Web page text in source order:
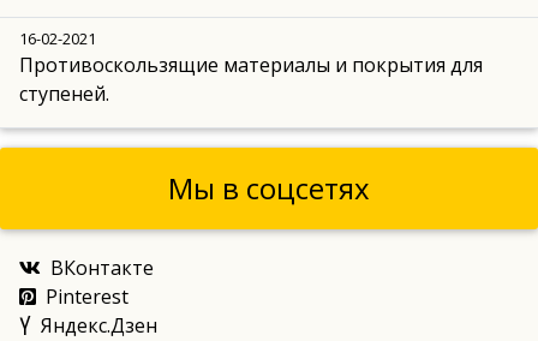
16-02-2021
Противоскользящие материалы и покрытия для
ступеней.
Мы в соцсетях
ВКонтакте
Pinterest
Яндекс.Дзен